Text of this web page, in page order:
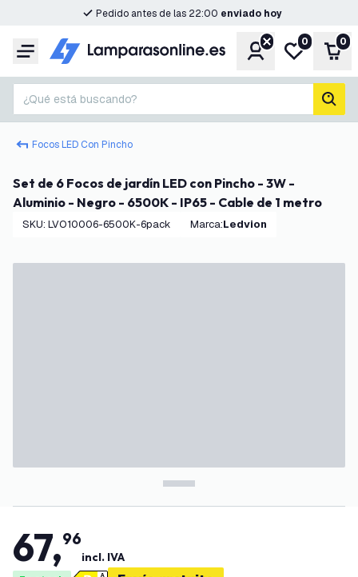
Pedido antes de las 22:00 enviado hoy
Menú CuentaMi lista de
0 0
¿Qué está buscando?
Focos LED Con Pincho
Set de 6 Focos de jardín LED con Pincho - 3W -
Aluminio - Negro - 6500K - IP65 - Cable de 1 metro
SKU: LVO10006-6500K-6pack Marca: Ledvion
67,96
incl. IVA